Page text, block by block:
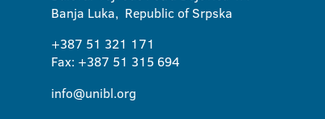
Banja Luka, Republic of Srpska
+387 51 321 171
Fax: +387 51 315 694
info@unibl.org